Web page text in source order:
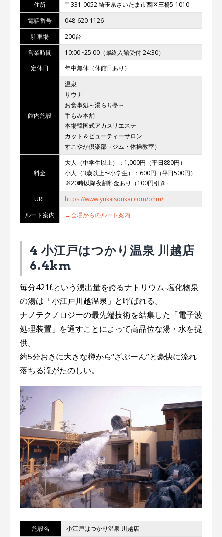
住所
〒331-0052 埼玉県さいたま市西区三橋5-1010
電話番号
048-620-1126
駐車場
200台
営業時間
10:00~25:00（最終入館受付 24:30）
定休日
年中無休（休館日あり）
館内施設
温泉
サウナ
お食事処～湯らり亭～
手もみ本舗
本場韓国式アカスリエステ
カット＆ビューティーサロン
すこやか倶楽部（ジム・体操教室）
料金
大人（中学生以上）：1,000円（平日880円）
小人（3歳以上〜小学生）：600円（平日500円）
※20時以降夜割料金あり（100円引き）
URL
https://www.yukaisoukai.com/ohm/
ルート案内
→会場からのルート案内
4 小江戸はつかり温泉 川越店
6.4km
毎分421ℓという湧出量を誇るナトリウム-塩化物泉
の湯は「小江戸川越温泉」と呼ばれる。
ナノテクノロジーの最先端技術を結集した「電子波
処理装置」を通すことによって高品位な湯・水を提
供。
約5分おきに大きな樽から“ざぶーん”と豪快に流れ
落ちる滝がたのしい。
施設名
小江戸はつかり温泉 川越店